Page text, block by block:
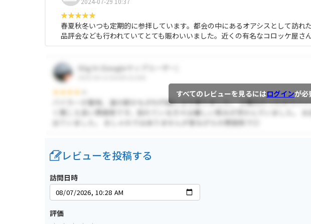
春夏秋冬いつも定期的に参拝しています。都会の中にあるオアシスとして訪れ
品評会なども行われていてとても賑わいいました。近くの有名なコロッケ屋さ
すべてのレビューを見るにはログインが必
レビューを投稿する
訪問日時
評価